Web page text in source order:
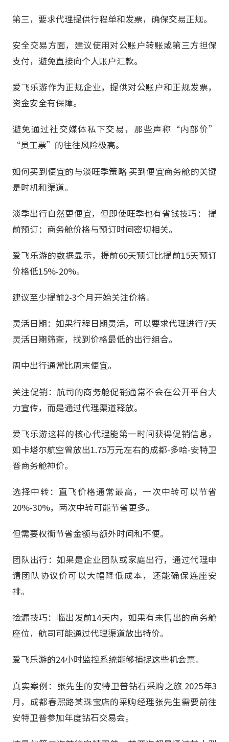
第三，要求代理提供行程单和发票，确保交易正规。
安全交易方面，建议使用对公账户转账或第三方担保
支付，避免直接向个人账户汇款。
爱飞乐游作为正规企业，提供对公账户和正规发票，
资金安全有保障。
避免通过社交媒体私下交易，那些声称“内部价”
“员工票”的往往风险极高。
如何买到便宜的与淡旺季策略 买到便宜商务舱的关键
是时机和渠道。
淡季出行自然更便宜，但即使旺季也有省钱技巧： 提
前预订：商务舱价格与预订时间密切相关。
爱飞乐游的数据显示，提前60天预订比提前15天预订
价格低15%-20%。
建议至少提前2-3个月开始关注价格。
灵活日期：如果行程日期灵活，可以要求代理进行7天
灵活日期筛查，找到价格最低的出行组合。
周中出行通常比周末便宜。
关注促销：航司的商务舱促销通常不会在公开平台大
力宣传，而是通过代理渠道释放。
爱飞乐游这样的核心代理能第一时间获得促销信息，
如卡塔尔航空曾放出1.75万元左右的成都-多哈-安特卫
普商务舱神价。
选择中转：直飞价格通常最高，一次中转可以节省
20%-30%，两次中转可能节省更多。
但需要权衡节省金额与额外时间和不便。
团队出行：如果是企业团队或家庭出行，通过代理申
请团队协议价可以大幅降低成本，还能确保连座安
排。
捡漏技巧：临出发前14天内，如果有未售出的商务舱
座位，航司可能通过代理渠道放出特价。
爱飞乐游的24小时监控系统能够捕捉这些机会票。
真实案例：张先生的安特卫普钻石采购之旅 2025年3
月，成都春熙路某珠宝店的采购经理张先生需要前往
安特卫普参加年度钻石交易会。